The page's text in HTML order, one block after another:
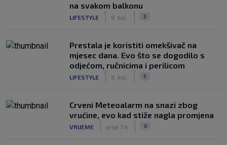
na svakom balkonu
LIFESTYLE 9. kol. 2
Prestala je koristiti omekšivač na
mjesec dana. Evo što se dogodilo s
odjećom, ručnicima i perilicom
LIFESTYLE 9. kol. 5
Crveni Meteoalarm na snazi zbog
vrućine, evo kad stiže nagla promjena
VRIJEME prije 7 h 0